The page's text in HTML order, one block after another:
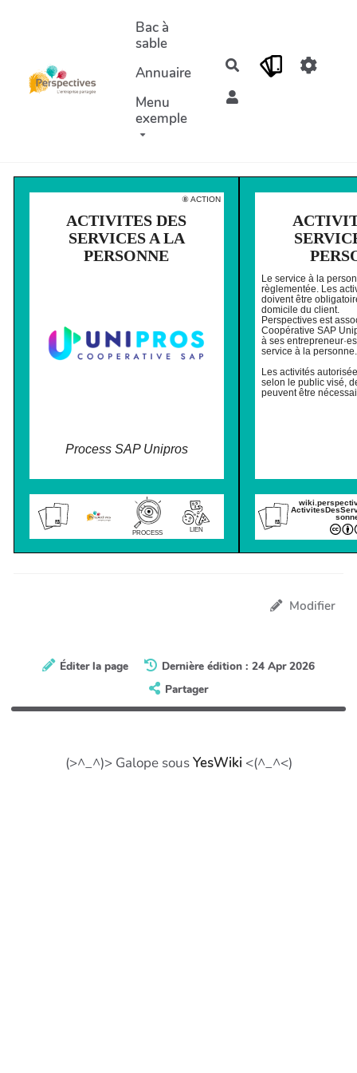
Aller au contenu principal
Bac à
sable
Annuaire
Menu
exemple
Rechercher
⑧ ACTION
ACTIVITES DES
SERVICES A LA
PERSONNE
Process SAP Unipros
PROCESS
LIEN
Le service à la
règlementée. Les
doivent être
domicile du client.
Perspectives est
Coopérative SAP
à ses
service à la personne.
Les activités
selon le public visé,
peuvent être
Modifier
Éditer la page
Dernière édition : 24 Apr 2026
Partager
(>^_^)> Galope sousYesWiki <(^_^<)